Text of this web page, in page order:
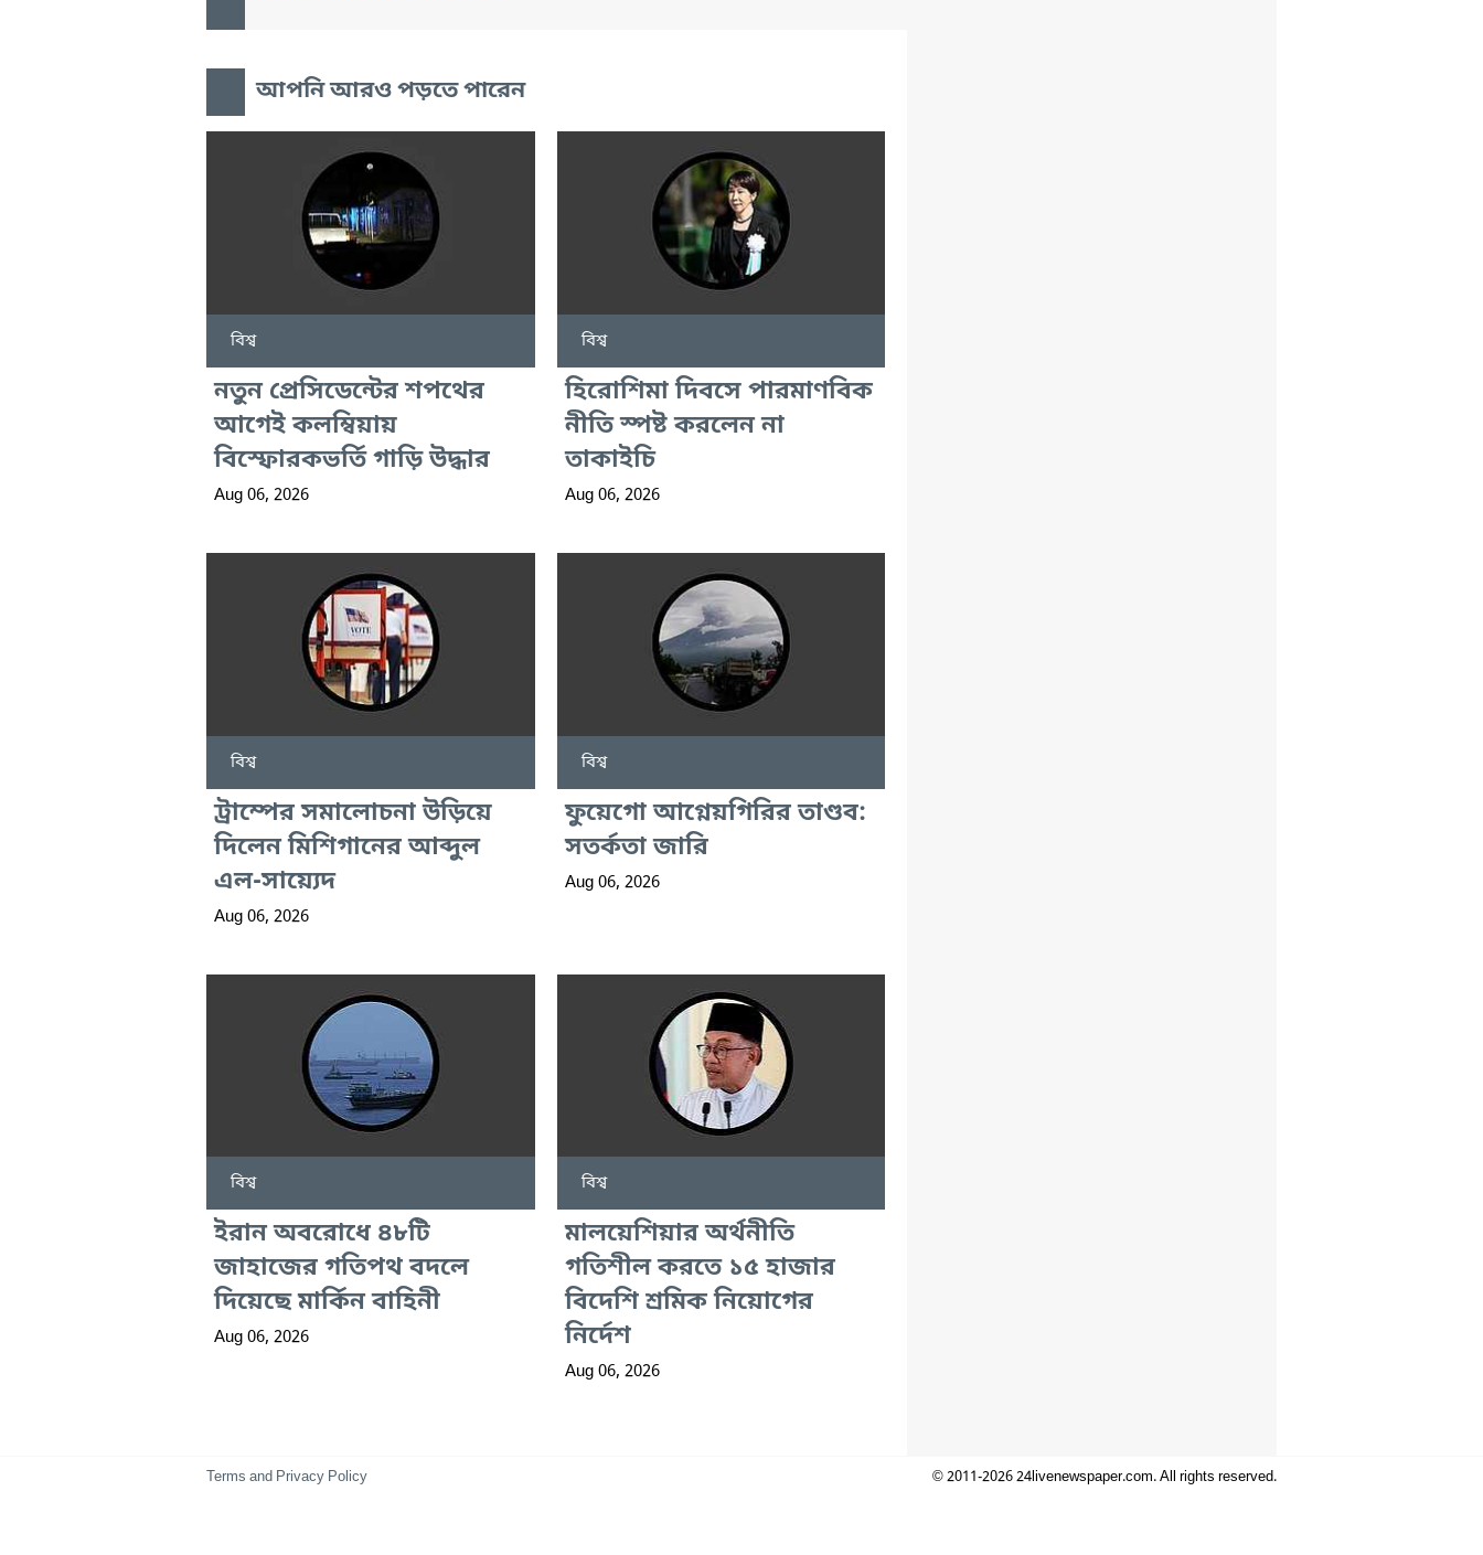
আপনি আরও পড়তে পারেন
বিশ্ব
নতুন প্রেসিডেন্টের শপথের
আগেই কলম্বিয়ায়
বিস্ফোরকভর্তি গাড়ি উদ্ধার
Aug 06, 2026
বিশ্ব
হিরোশিমা দিবসে পারমাণবিক
নীতি স্পষ্ট করলেন না
তাকাইচি
Aug 06, 2026
বিশ্ব
ট্রাম্পের সমালোচনা উড়িয়ে
দিলেন মিশিগানের আব্দুল
এল-সায়্যেদ
Aug 06, 2026
বিশ্ব
ফুয়েগো আগ্নেয়গিরির তাণ্ডব:
সতর্কতা জারি
Aug 06, 2026
বিশ্ব
ইরান অবরোধে ৪৮টি
জাহাজের গতিপথ বদলে
দিয়েছে মার্কিন বাহিনী
Aug 06, 2026
বিশ্ব
মালয়েশিয়ার অর্থনীতি
গতিশীল করতে ১৫ হাজার
বিদেশি শ্রমিক নিয়োগের
নির্দেশ
Aug 06, 2026
Terms and Privacy Policy © 2011-2026 24livenewspaper.com. All rights reserved.